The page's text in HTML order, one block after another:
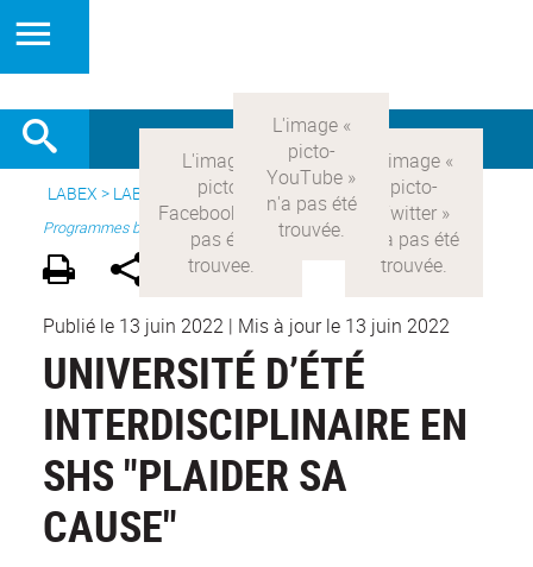
LABEX > LABEX COMOD> Version française > Recherche >
Programmes blanc
Publié le 13 juin 2022 | Mis à jour le 13 juin 2022
UNIVERSITÉ D’ÉTÉ
INTERDISCIPLINAIRE EN
SHS "PLAIDER SA
CAUSE"